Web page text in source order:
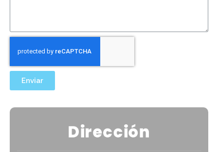
Enviar
Dirección